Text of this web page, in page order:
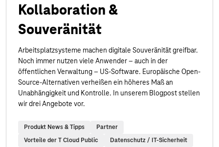
Kollaboration &
Souveränität
Arbeitsplatzsysteme machen digitale Souveränität greifbar.
Noch immer nutzen viele Anwender – auch in der
öffentlichen Verwaltung – US-Software. Europäische Open-
Source-Alternativen verheißen ein höheres Maß an
Unabhängigkeit und Kontrolle. In unserem Blogpost stellen
wir drei Angebote vor.
Produkt News & Tipps
Partner
Vorteile der T Cloud Public
Datenschutz / IT-Sicherheit